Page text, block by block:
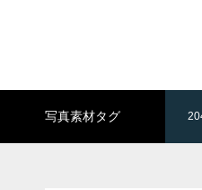
写真素材タグ